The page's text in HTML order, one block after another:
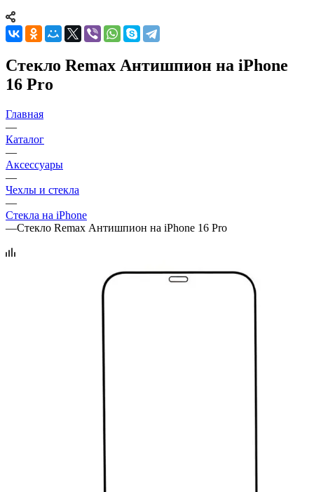
Стекло Remax Антишпион на iPhone
16 Pro
Главная
—
Каталог
—
Аксессуары
—
Чехлы и стекла
—
Стекла на iPhone
—Стекло Remax Антишпион на iPhone 16 Pro